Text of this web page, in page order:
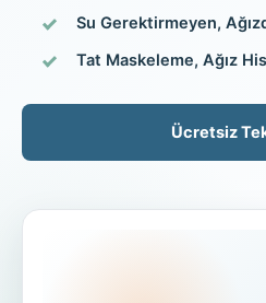
Su Gerektirmeyen,
Tat Maskeleme, Ağız
Ücretsiz